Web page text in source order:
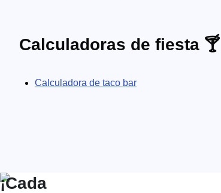
Calculadoras de fiesta 🍸
Calculadora de taco bar
¡Cada